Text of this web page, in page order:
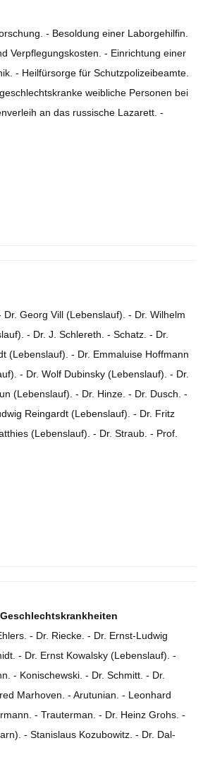
- Besoldung einer Laborgehilfin.
Verpflegungskosten. - Einrichtung einer
- Heilfürsorge für Schutzpolizeibeamte.
weibliche Personen bei
an das russische Lazarett. -
Georg Vill (Lebenslauf). - Dr. Wilhelm
- Dr. J. Schlereth. - Schatz. - Dr.
(Lebenslauf). - Dr. Emmaluise Hoffmann
- Dr. Wolf Dubinsky (Lebenslauf). - Dr.
(Lebenslauf). - Dr. Hinze. - Dr. Dusch. -
Reingardt (Lebenslauf). - Dr. Fritz
(Lebenslauf). - Dr. Straub. - Prof.
- Dr. Riecke. - Dr. Ernst-Ludwig
- Dr. Ernst Kowalsky (Lebenslauf). -
- Konischewski. - Dr. Schmitt. - Dr.
Marhoven. - Arutunian. - Leonhard
- Trauterman. - Dr. Heinz Grohs. -
- Stanislaus Kozubowitz. - Dr. Dal-